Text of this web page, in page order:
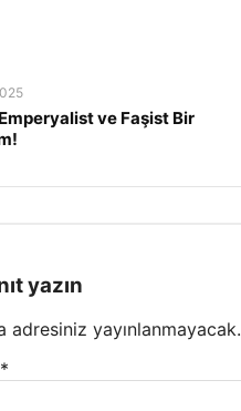
ve Faşist Bir
yazın
adresiniz yayınlanmayacak.
*